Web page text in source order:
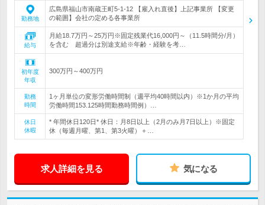
勤務地
広島県福山市南蔵王町5-1-12 【雇入れ直後】上記事業所 【変更
の範囲】会社の定める各事業所
給与
月給18.7万円～25万円※固定残業代16,000円～（11.5時間分/月）
を含む 超過分は別途支給※年齢・経験を考…
初年度
年収
300万円～400万円
勤務
時間
1ヶ月単位の変形労働時間制（週平均40時間以内）※1か月の平均
労働時間153.125時間勤務時間例）…
休日
休暇
* 年間休日120日* 休日：月8日以上（2月のみ月7日以上）※固定
休（毎週月曜、第1、第3火曜）＋…
求人詳細を見る 気になる